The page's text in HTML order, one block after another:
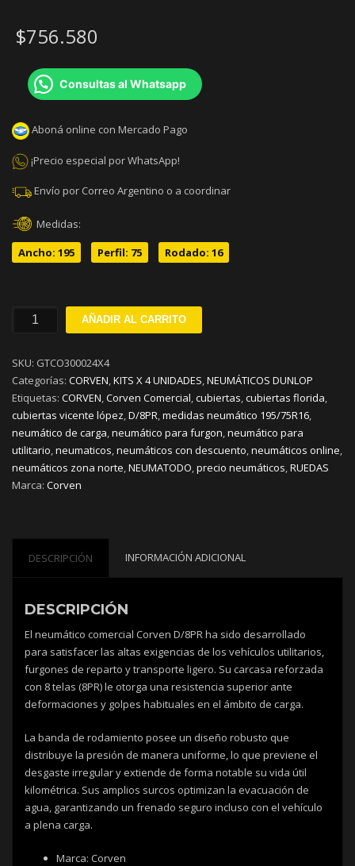
$756.580
Consultas al Whatsapp
Aboná online con Mercado Pago
¡Precio especial por WhatsApp!
Envío por Correo Argentino o a coordinar
Medidas:
Ancho: 195
Perfil: 75 Rodado: 16
195/75R16C
186H
KIT
X
4
cantidad
AÑADIR AL CARRITO
SKU: GTCO300024X4
Categorías: CORVEN,KITS X 4 UNIDADES,NEUMÁTICOS DUNLOP
Etiquetas: CORVEN,Corven Comercial,cubiertas,cubiertas florida,
cubiertas vicente lópez,D/8PR,medidas neumático 195/75R16,
neumático de carga,neumático para furgon,neumático para
utilitario,neumaticos,neumáticos con descuento,neumáticos online,
neumáticos zona norte,NEUMATODO,precio neumáticos,RUEDAS
Marca: Corven
DESCRIPCIÓN INFORMACIÓN ADICIONAL
DESCRIPCIÓN
El neumático comercial Corven D/8PR ha sido desarrollado
para satisfacer las altas exigencias de los vehículos utilitarios,
furgones de reparto y transporte ligero. Su carcasa reforzada
con 8 telas (8PR) le otorga una resistencia superior ante
deformaciones y golpes habituales en el ámbito de carga.
La banda de rodamiento posee un diseño robusto que
distribuye la presión de manera uniforme, lo que previene el
desgaste irregular y extiende de forma notable su vida útil
kilométrica. Sus amplios surcos optimizan la evacuación de
agua, garantizando un frenado seguro incluso con el vehículo
a plena carga.
Marca: Corven